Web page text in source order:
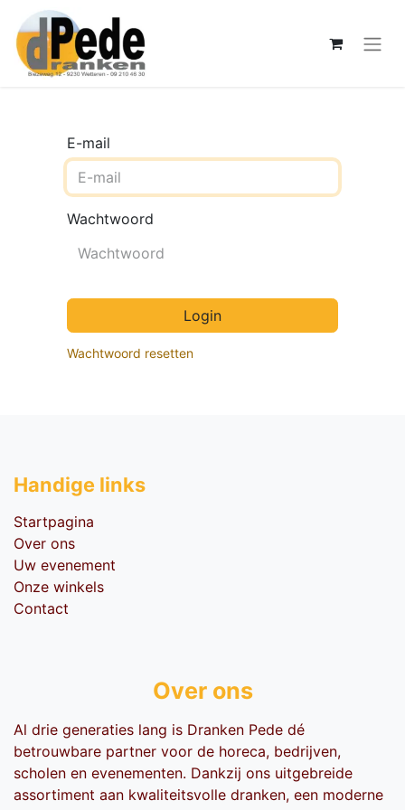
E-mail
Wachtwoord
Login
Wachtwoord resetten
Handige li​nks
Startpagina
Over ons
Uw evenement
Onze winkels
Contact
Over ons
Al drie generaties lang is Dranken Pede dé
betrouwbare partner voor de horeca, bedrijven,
scholen en evenementen. Dankzij ons uitgebreide
assortiment aan kwaliteitsvolle dranken, een moderne